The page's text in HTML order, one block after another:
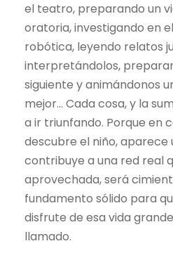
el teatro, preparando un
oratoria, investigando en
robótica, leyendo relatos
interpretándolos,
siguiente y animándonos
mejor… Cada cosa, y la
a ir triunfando. Porque en
descubre el niño, aparece
contribuye a una red real
aprovechada, será
fundamento sólido para
disfrute de esa vida
llamado.